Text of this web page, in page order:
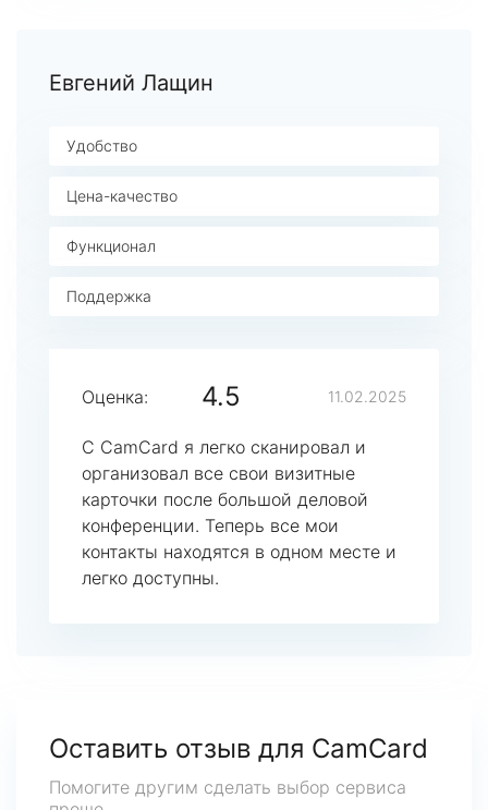
Евгений Лащин
Удобство
Цена-качество
Функционал
Поддержка
Оценка: 4.5 11.02.2025
С CamCard я легко сканировал и
организовал все свои визитные
карточки после большой деловой
конференции. Теперь все мои
контакты находятся в одном месте и
легко доступны.
Оставить отзыв для CamCard
Помогите другим сделать выбор сервиса